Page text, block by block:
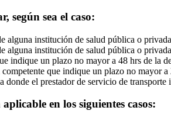
según sea el caso:
alguna institución de salud pública o
alguna institución de salud pública o
indique un plazo no mayor a 48 hrs de la
que indique un plazo no mayor
donde el prestador de servicio de
en los siguientes casos: